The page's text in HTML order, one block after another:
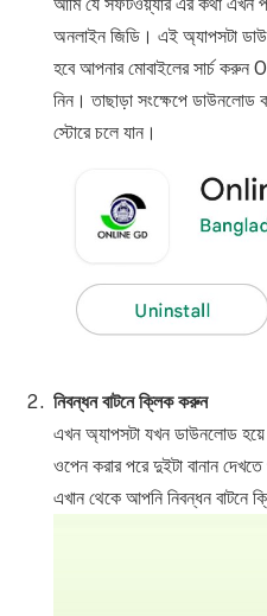
আমি যে সফটওয়্যার এর কথা এখন
অনলাইন জিডি। এই অ্যাপসটা
হবে আপনার মোবাইলের সার্চ
নিন। তাছাড়া সংক্ষেপে ডাউনলোড
স্টোরে চলে যান।
নিবন্ধন বাটনে ক্লিক করুন
এখন অ্যাপসটা যখন ডাউনলোড
ওপেন করার পরে দুইটা বানান
এখান থেকে আপনি নিবন্ধন বাটনে